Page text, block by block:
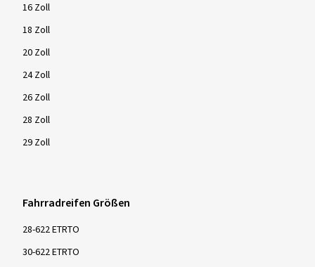
16 Zoll
18 Zoll
20 Zoll
24 Zoll
26 Zoll
28 Zoll
29 Zoll
Fahrradreifen Größen
28-622 ETRTO
30-622 ETRTO